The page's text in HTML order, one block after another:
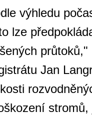
výhledu
lze
Jan